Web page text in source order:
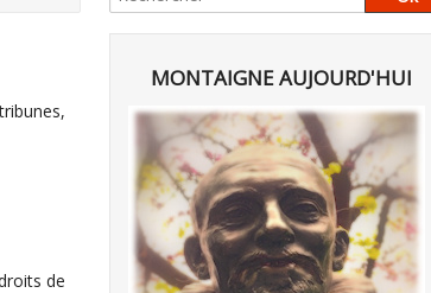
de
MONTAIGNE AUJOURD'HUI